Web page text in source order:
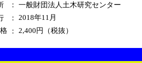
： 一般財団法人土木研究センター
：
2018年11月
： 2,400円（税抜）